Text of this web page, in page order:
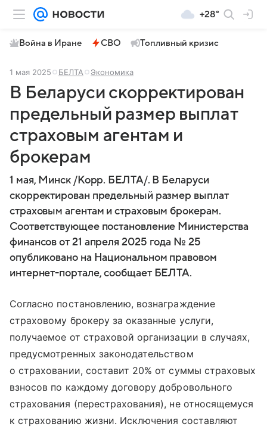
+28°
Война в Иране СВО Топливный кризис
1 мая 2025 БЕЛТА Экономика
В Беларуси скорректирован
предельный размер выплат
страховым агентам и
брокерам
1 мая, Минск /Корр. БЕЛТА/. В Беларуси
скорректирован предельный размер выплат
страховым агентам и страховым брокерам.
Соответствующее постановление Министерства
финансов от 21 апреля 2025 года № 25
опубликовано на Национальном правовом
интернет-портале, сообщает БЕЛТА.
Согласно постановлению, вознаграждение
страховому брокеру за оказанные услуги,
получаемое от страховой организации в случаях,
предусмотренных законодательством
о страховании, составит 20% от суммы страховых
взносов по каждому договору добровольного
страхования (перестрахования), не относящемуся
к страхованию жизни. Исключения составляют